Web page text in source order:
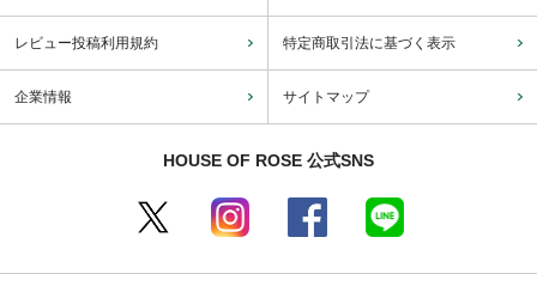
レビュー投稿利用規約 特定商取引法に基づく表示
企業情報 サイトマップ
HOUSE OF ROSE 公式SNS